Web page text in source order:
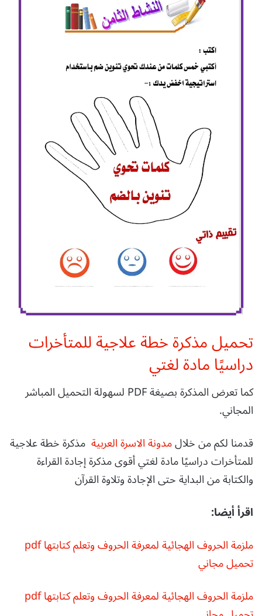
تحميل مذكرة خطة علاجية للمتأخرات
دراسيًا مادة لغتي
كما تعرض المذكرة بصيغة PDF لسهولة التحميل المباشر
المجاني.
قدمنا لكم من خلالمدونة الاسرة العربية مذكرة خطة علاجية
للمتأخرات دراسيًا مادة لغتي أقوى مذكرة إجادة القراءة
والكتابة من البداية حتى الإجادة وتلاوة القرآن
اقرأ أيضا:
ملزمة الحروف الهجائية لمعرفة الحروف وتعلم كتابتها pdf
تحميل مجاني
ملزمة الحروف الهجائية لمعرفة الحروف وتعلم كتابتها pdf